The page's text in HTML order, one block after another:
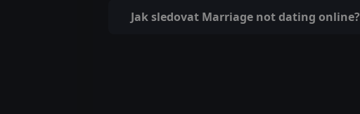
Jak sledovat Marriage not dating online?